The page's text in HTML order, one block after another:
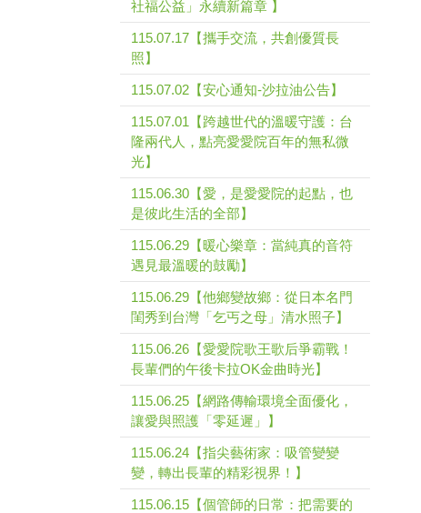
社福公益」永續新篇章 】
115.07.17【攜手交流，共創優質長
照】
115.07.02【安心通知-沙拉油公告】
115.07.01【跨越世代的溫暖守護：台
隆兩代人，點亮愛愛院百年的無私微
光】
115.06.30【愛，是愛愛院的起點，也
是彼此生活的全部】
115.06.29【暖心樂章：當純真的音符
遇見最溫暖的鼓勵】
115.06.29【他鄉變故鄉：從日本名門
閨秀到台灣「乞丐之母」清水照子】
115.06.26【愛愛院歌王歌后爭霸戰！
長輩們的午後卡拉OK金曲時光】
115.06.25【網路傳輸環境全面優化，
讓愛與照護「零延遲」】
115.06.24【指尖藝術家：吸管變變
變，轉出長輩的精彩視界！】
115.06.15【個管師的日常：把需要的